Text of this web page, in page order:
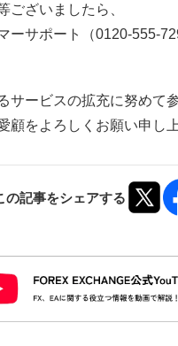
ございましたら、
ーサポート（0120-555-
サービスの拡充に努めて
顧をよろしくお願い申し
の記事をシェアする